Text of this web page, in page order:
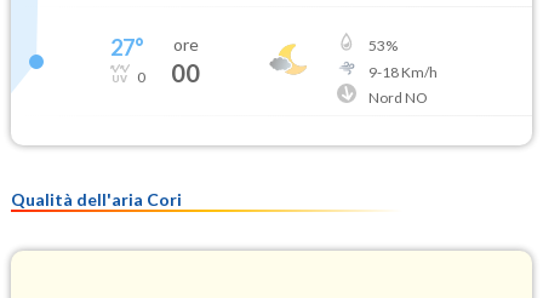
27°
0
ore
00
53%
9-18Km/h
Nord NO
Qualità dell'aria Cori